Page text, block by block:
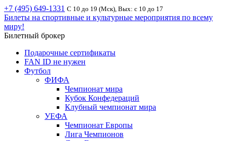
+7 (495) 649-1331 С 10 до 19 (Мск), Вых: с 10 до 17
Билеты на спортивные и культурные мероприятия по всему
миру!
Билетный брокер
Подарочные сертификаты
FAN ID не нужен
Футбол
ФИФА
Чемпионат мира
Кубок Конфедераций
Клубный чемпионат мира
УЕФА
Чемпионат Европы
Лига Чемпионов